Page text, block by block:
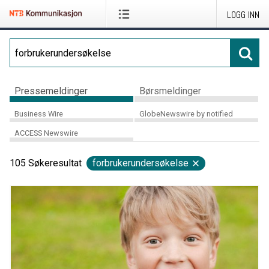
LOGG INN
Pressemeldinger Børsmeldinger
Business Wire GlobeNewswire by notified
ACCESS Newswire
105 Søkeresultat forbrukerundersøkelse